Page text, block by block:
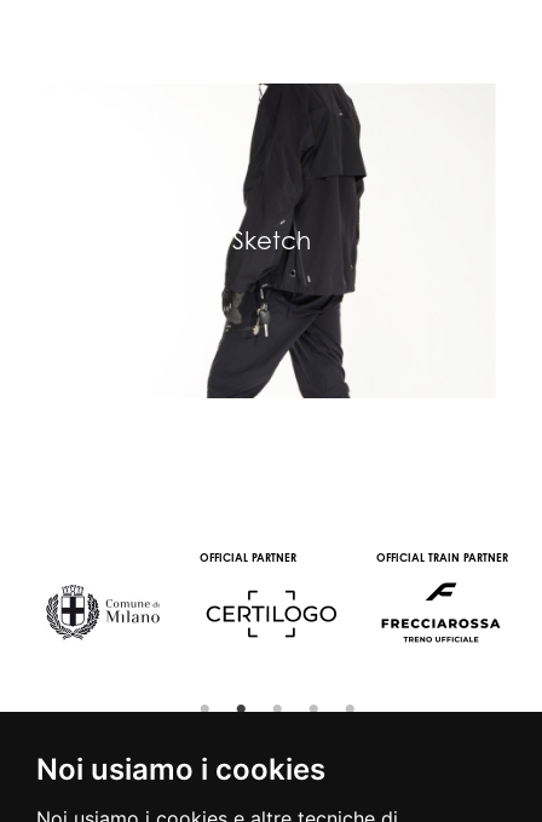
Noi usiamo i cookies
Sketch
OFFICIAL PARTNER OFFICIAL TRAIN PARTNER